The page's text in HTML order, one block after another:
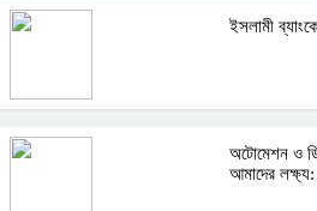
ইসলামী
অটোমেশন ও
আমাদের